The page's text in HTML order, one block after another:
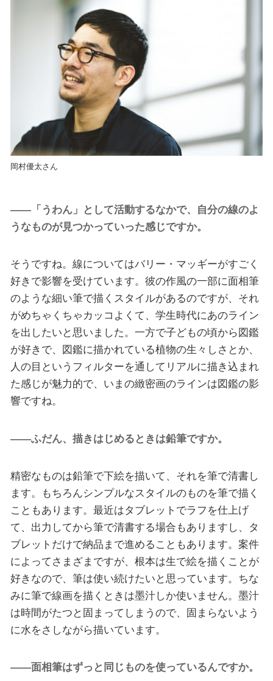
岡村優太さん
——「うわん」として活動するなかで、自分の線のよ
うなものが見つかっていった感じですか。
そうですね。線についてはバリー・マッギーがすごく
好きで影響を受けています。彼の作風の一部に面相筆
のような細い筆で描くスタイルがあるのですが、それ
がめちゃくちゃカッコよくて、学生時代にあのライン
を出したいと思いました。一方で子どもの頃から図鑑
が好きで、図鑑に描かれている植物の生々しさとか、
人の目というフィルターを通してリアルに描き込まれ
た感じが魅力的で、いまの緻密画のラインは図鑑の影
響ですね。
――ふだん、描きはじめるときは鉛筆ですか。
精密なものは鉛筆で下絵を描いて、それを筆で清書し
ます。もちろんシンプルなスタイルのものを筆で描く
こともあります。最近はタブレットでラフを仕上げ
て、出力してから筆で清書する場合もありますし、タ
ブレットだけで納品まで進めることもあります。案件
によってさまざまですが、根本は生で絵を描くことが
好きなので、筆は使い続けたいと思っています。ちな
みに筆で線画を描くときは墨汁しか使いません。墨汁
は時間がたつと固まってしまうので、固まらないよう
に水をさしながら描いています。
――面相筆はずっと同じものを使っているんですか。